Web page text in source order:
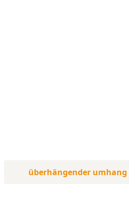
überhängender umhang